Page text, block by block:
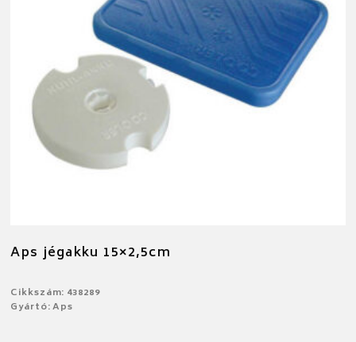
Aps jégakku 15×2,5cm
Cikkszám: 438289
Gyártó: Aps